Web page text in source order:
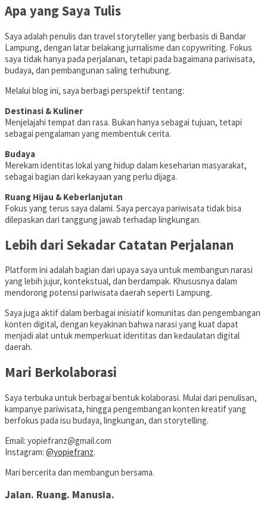
Apa yang Saya Tulis
Saya adalah penulis dan travel storyteller yang berbasis di Bandar
Lampung, dengan latar belakang jurnalisme dan copywriting. Fokus
saya tidak hanya pada perjalanan, tetapi pada bagaimana pariwisata,
budaya, dan pembangunan saling terhubung.
Melalui blog ini, saya berbagi perspektif tentang:
Destinasi & Kuliner
Menjelajahi tempat dan rasa. Bukan hanya sebagai tujuan, tetapi
sebagai pengalaman yang membentuk cerita.
Budaya
Merekam identitas lokal yang hidup dalam keseharian masyarakat,
sebagai bagian dari kekayaan yang perlu dijaga.
Ruang Hijau & Keberlanjutan
Fokus yang terus saya dalami. Saya percaya pariwisata tidak bisa
dilepaskan dari tanggung jawab terhadap lingkungan.
Lebih dari Sekadar Catatan Perjalanan
Platform ini adalah bagian dari upaya saya untuk membangun narasi
yang lebih jujur, kontekstual, dan berdampak. Khususnya dalam
mendorong potensi pariwisata daerah seperti Lampung.
Saya juga aktif dalam berbagai inisiatif komunitas dan pengembangan
konten digital, dengan keyakinan bahwa narasi yang kuat dapat
menjadi alat untuk memperkuat identitas dan kedaulatan digital
daerah.
Mari Berkolaborasi
Saya terbuka untuk berbagai bentuk kolaborasi. Mulai dari penulisan,
kampanye pariwisata, hingga pengembangan konten kreatif yang
berfokus pada isu budaya, lingkungan, dan storytelling.
Email: yopiefranz@gmail.com
Instagram: @yopiefranz.
Mari bercerita dan membangun bersama.
Jalan. Ruang. Manusia.